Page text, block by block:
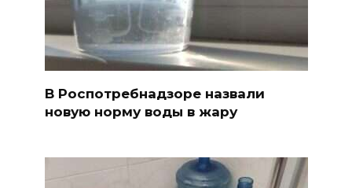
В Роспотребнадзоре назвали
новую норму воды в жару